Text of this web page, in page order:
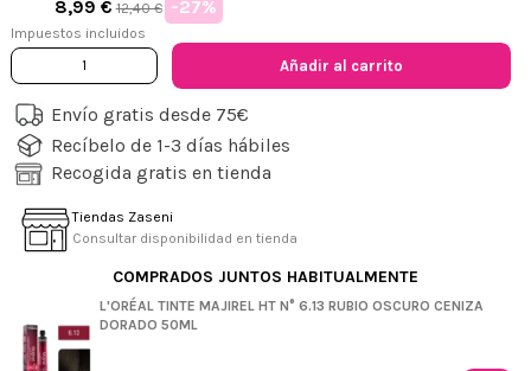
8,99 € 12,40 € -27%
Impuestos incluidos
Añadir al carrito
Envío gratis desde 75€
Recíbelo de 1-3 días hábiles
Recogida gratis en tienda
Tiendas Zaseni
Consultar disponibilidad en tienda
COMPRADOS JUNTOS HABITUALMENTE
L'ORÉAL TINTE MAJIREL HT N° 6.13 RUBIO OSCURO CENIZA
DORADO 50ML